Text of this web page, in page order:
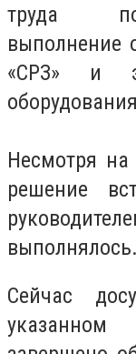
труда
выполнение
«СРЗ» и
Несмотря на
решение
выполнялось.
Сейчас
указанном